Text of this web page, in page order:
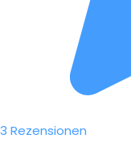
3 Rezensionen